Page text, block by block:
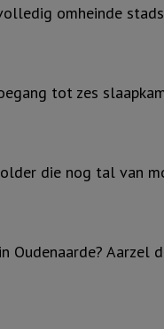
omheinde
tot zes
die nog tal van
Aarzel